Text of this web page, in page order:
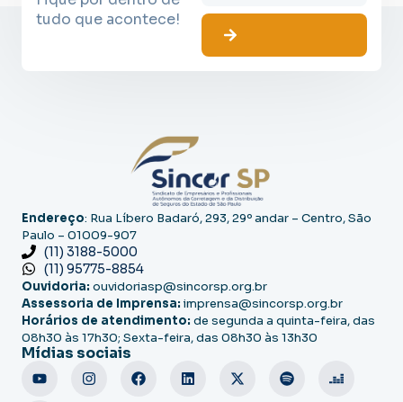
tudo que acontece!
Endereço: Rua Líbero Badaró, 293, 29º andar – Centro, São
Paulo – 01009-907
(11) 3188-5000
(11) 95775-8854
Ouvidoria: ouvidoriasp@sincorsp.org.br
Assessoria de Imprensa: imprensa@sincorsp.org.br
Horários de atendimento: de segunda a quinta-feira, das
08h30 às 17h30; Sexta-feira, das 08h30 às 13h30
Mídias sociais